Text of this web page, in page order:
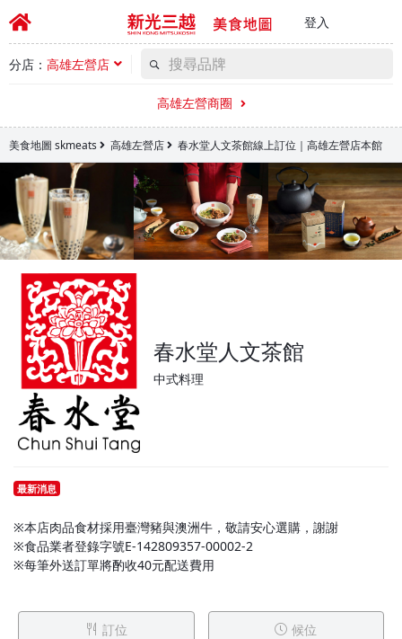
登入
分店： 高雄左營店
高雄左營商圈
美食地圖 skmeats 高雄左營店 春水堂人文茶館線上訂位｜高雄左營店本館
春水堂人文茶館
中式料理
最新消息
※本店肉品食材採用臺灣豬與澳洲牛，敬請安心選購，謝謝
※食品業者登錄字號E-142809357-00002-2
※每筆外送訂單將酌收40元配送費用
訂位 候位